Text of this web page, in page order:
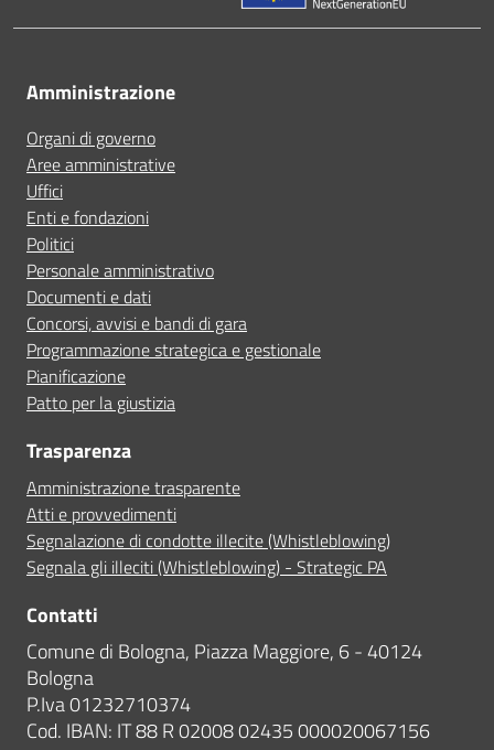
Amministrazione
Organi di governo
Aree amministrative
Uffici
Enti e fondazioni
Politici
Personale amministrativo
Documenti e dati
Concorsi, avvisi e bandi di gara
Programmazione strategica e gestionale
Pianificazione
Patto per la giustizia
Trasparenza
Amministrazione trasparente
Atti e provvedimenti
Segnalazione di condotte illecite (Whistleblowing)
Segnala gli illeciti (Whistleblowing) - Strategic PA
Contatti
Comune di Bologna, Piazza Maggiore, 6 - 40124
Bologna
P.Iva 01232710374
Cod. IBAN: IT 88 R 02008 02435 000020067156